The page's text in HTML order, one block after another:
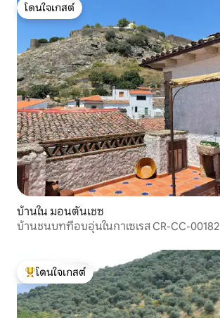
โดนใจเกสต์
โดนใจเกสต์
บ้านใน มอนตันเชซ
บ้านชนบทที่อบอุ่นในกาเซเรส CR-CC-00182
โดนใจเกสต์ที่สุด
โดนใจเกสต์